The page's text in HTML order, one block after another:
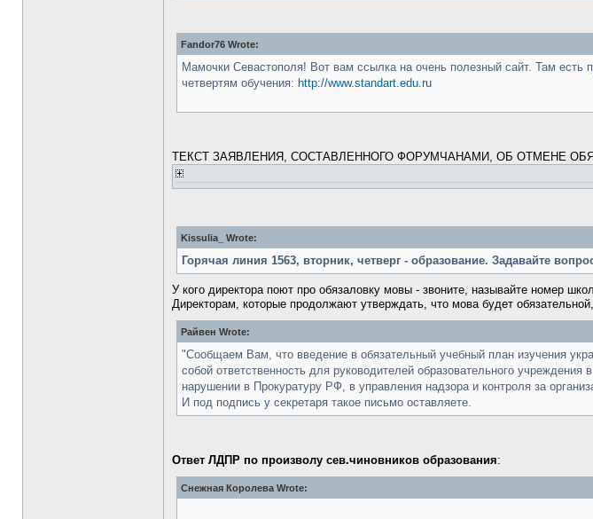
Fandor76 Wrote:
Мамочки Севастополя! Вот вам ссылка на очень полезный сайт. Там
четвертям обучения: http://www.standart.edu.ru
ТЕКСТ ЗАЯВЛЕНИЯ, СОСТАВЛЕННОГО ФОРУМЧАНАМИ, ОБ ОТМЕНЕ
Kissulia_ Wrote:
Горячая линия 1563, вторник, четверг - образование. Задавайте
У кого директора поют про обязаловку мовы - звоните, называйте номер
Директорам, которые продолжают утверждать, что мова будет
Райвен Wrote:
"Сообщаем Вам, что введение в обязательный учебный план изучения
собой ответственность для руководителей образовательного
нарушении в Прокуратуру РФ, в управления надзора и контроля за
И под подпись у секретаря такое письмо оставляете.
Ответ ЛДПР по произволу сев.чиновников образования:
Снежная Королева Wrote: